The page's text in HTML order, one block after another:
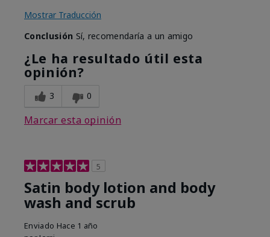
Mostrar Traducción
Conclusión Sí, recomendaría a un amigo
¿Le ha resultado útil esta
opinión?
3 0
Marcar esta opinión
5
Satin body lotion and body
wash and scrub
Enviado Hace 1 año